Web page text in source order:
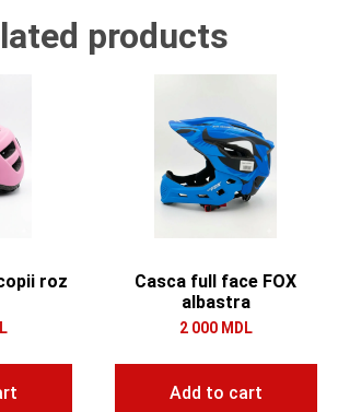
products
roz
Casca full face FOX
albastra
2 000 MDL
Add to cart